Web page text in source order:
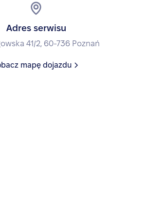
Adres serwisu
41/2, 60-736 Poznań
mapę dojazdu